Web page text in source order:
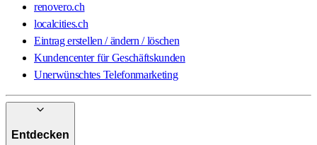
renovero.ch
localcities.ch
Eintrag erstellen / ändern / löschen
Kundencenter für Geschäftskunden
Unerwünschtes Telefonmarketing
Entdecken